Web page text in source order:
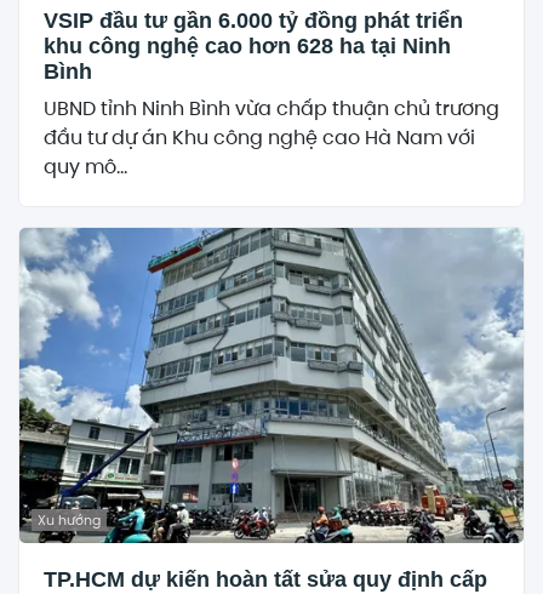
VSIP đầu tư gần 6.000 tỷ đồng phát triển
khu công nghệ cao hơn 628 ha tại Ninh
Bình
UBND tỉnh Ninh Bình vừa chấp thuận chủ trương
đầu tư dự án Khu công nghệ cao Hà Nam với
quy mô...
Xu hướng
TP.HCM dự kiến hoàn tất sửa quy định cấp